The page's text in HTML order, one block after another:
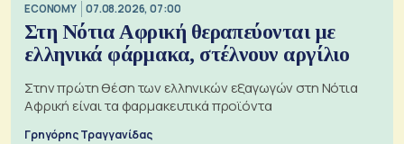
ECONOMY 07.08.2026, 07:00
Στη Νότια Αφρική θεραπεύονται με
ελληνικά φάρμακα, στέλνουν αργίλιο
Στην πρώτη θέση των ελληνικών εξαγωγών στη Νότια
Αφρική είναι τα φαρμακευτικά προϊόντα
Γρηγόρης Τραγγανίδας